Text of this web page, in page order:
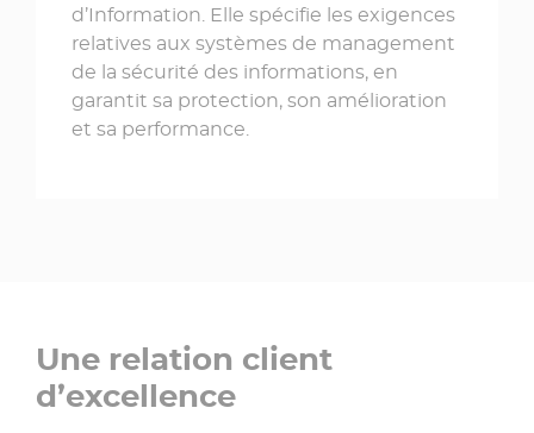
d’Information. Elle spécifie les exigences
relatives aux systèmes de management
de la sécurité des informations, en
garantit sa protection, son amélioration
et sa performance.
Une relation client
d’excellence